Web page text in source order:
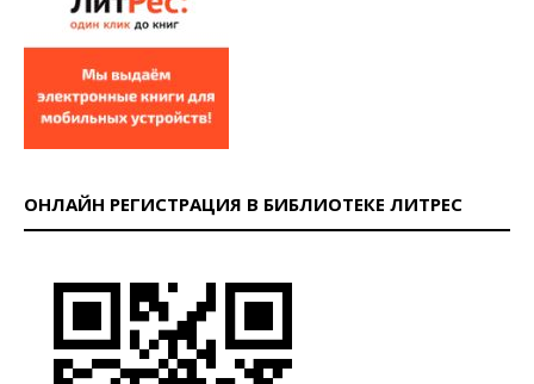
ОНЛАЙН РЕГИСТРАЦИЯ В БИБЛИОТЕКЕ ЛИТРЕС